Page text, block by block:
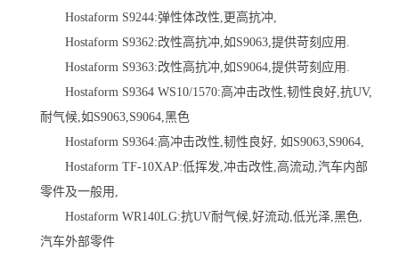
Hostaform S9244:弹性体改性,更高抗冲,
Hostaform S9362:改性高抗冲,如S9063,提供苛刻应用.
Hostaform S9363:改性高抗冲,如S9064,提供苛刻应用.
Hostaform S9364 WS10/1570:高冲击改性,韧性良好,抗UV,
耐气候,如S9063,S9064,黑色
Hostaform S9364:高冲击改性,韧性良好, 如S9063,S9064,
Hostaform TF-10XAP:低挥发,冲击改性,高流动,汽车内部
零件及一般用,
Hostaform WR140LG:抗UV耐气候,好流动,低光泽,黑色,
汽车外部零件